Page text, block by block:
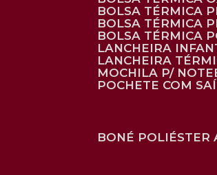
BOLSA TÉRMICA
BOLSA TÉRMICA
BOLSA TÉRMICA
LANCHEIRA
LANCHEIRA
MOCHILA P/
POCHETE COM
BONÉ POLIÉSTER